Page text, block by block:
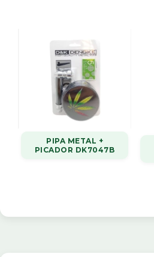
PIPA METAL +
PICADOR DK7047B